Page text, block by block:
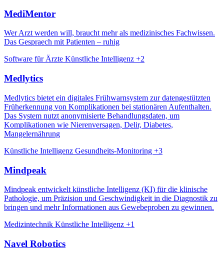
MediMentor
Wer Arzt werden will, braucht mehr als medizinisches Fachwissen.
Das Gespraech mit Patienten – ruhig
Software für Ärzte Künstliche Intelligenz +2
Medlytics
Medlytics bietet ein digitales Frühwarnsystem zur datengestützten
Früherkennung von Komplikationen bei stationären Aufenthalten.
Das System nutzt anonymisierte Behandlungsdaten, um
Komplikationen wie Nierenversagen, Delir, Diabetes,
Mangelernährung
Künstliche Intelligenz Gesundheits-Monitoring +3
Mindpeak
Mindpeak entwickelt künstliche Intelligenz (KI) für die klinische
Pathologie, um Präzision und Geschwindigkeit in die Diagnostik zu
bringen und mehr Informationen aus Gewebeproben zu gewinnen.
Medizintechnik Künstliche Intelligenz +1
Navel Robotics